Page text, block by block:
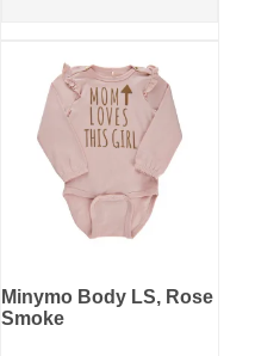
Minymo Body LS, Rose
Smoke